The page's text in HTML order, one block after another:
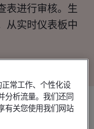
表进行审核。生
从实时仪表板中
您从审核和
常工作、个性化设
分析流量。我们还同
有关您使用我们网站